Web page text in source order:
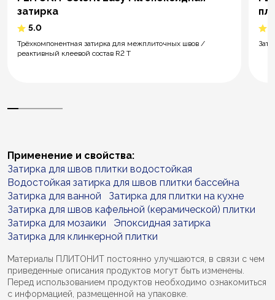
затирка
5.0
Трёхкомпонентная затирка для межплиточных швов /
реактивный клеевой состав R2 T
Применение и свойства:
Затирка для швов плитки водостойкая
Водостойкая затирка для швов плитки бассейна
Затирка для ванной
Затирка для плитки на кухне
Затирка для швов кафельной (керамической) плитки
Затирка для мозаики
Эпоксидная затирка
Затирка для клинкерной плитки
Материалы ПЛИТОНИТ постоянно улучшаются, в связи с чем
приведенные описания продуктов могут быть изменены.
Перед использованием продуктов необходимо ознакомиться
с информацией, размещенной на упаковке.